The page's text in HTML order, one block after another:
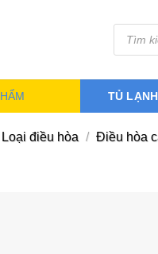
Tìm
kiếm
sản
TỦ LẠNH
Loại điều hòa / Điều hòa